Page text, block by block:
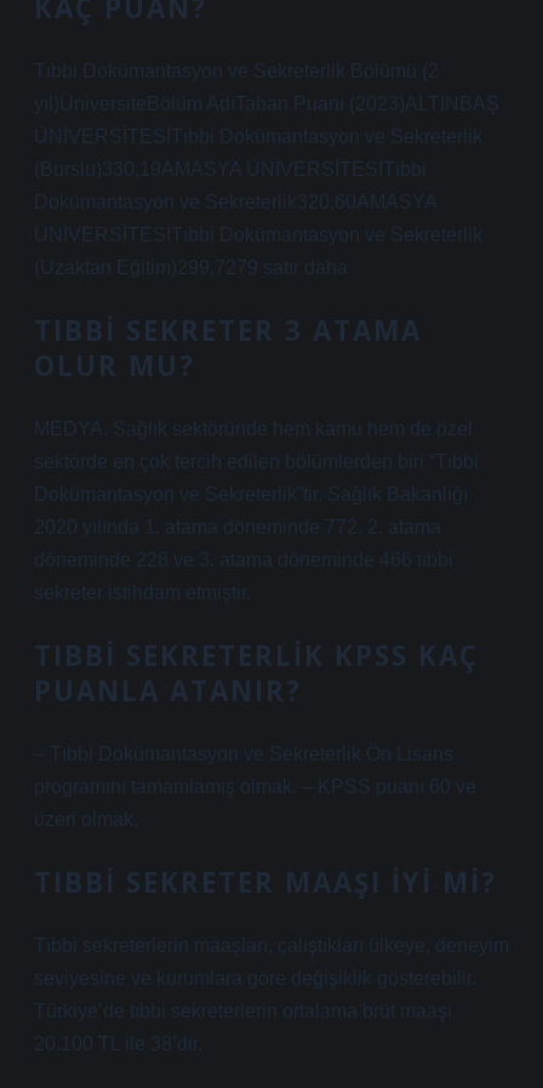
KAÇ PUAN?
Tıbbi Dokümantasyon ve Sekreterlik Bölümü (2
yıl)ÜniversiteBölüm AdıTaban Puanı (2023)ALTINBAŞ
ÜNİVERSİTESİTıbbi Dokümantasyon ve Sekreterlik
(Burslu)330,19AMASYA ÜNİVERSİTESİTıbbi
Dokümantasyon ve Sekreterlik320,60AMASYA
ÜNİVERSİTESİTıbbi Dokümantasyon ve Sekreterlik
(Uzaktan Eğitim)299,7279 satır daha
TIBBI SEKRETER 3 ATAMA
OLUR MU?
MEDYA. Sağlık sektöründe hem kamu hem de özel
sektörde en çok tercih edilen bölümlerden biri “Tıbbi
Dokümantasyon ve Sekreterlik”tir. Sağlık Bakanlığı
2020 yılında 1. atama döneminde 772, 2. atama
döneminde 228 ve 3. atama döneminde 466 tıbbi
sekreter istihdam etmiştir.
TIBBI SEKRETERLIK KPSS KAÇ
PUANLA ATANIR?
– Tıbbi Dokümantasyon ve Sekreterlik Ön Lisans
programını tamamlamış olmak. – KPSS puanı 60 ve
üzeri olmak.
TIBBI SEKRETER MAAŞI IYI MI?
Tıbbi sekreterlerin maaşları, çalıştıkları ülkeye, deneyim
seviyesine ve kurumlara göre değişiklik gösterebilir.
Türkiye’de tıbbi sekreterlerin ortalama brüt maaşı
20.100 TL ile 38’dir.